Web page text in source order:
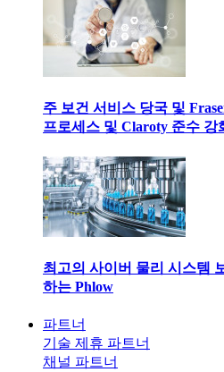
주 보건 서비스 당국 및
프로세스 및 Claroty 준수 강
최고의 사이버 물리 시스템
하는 Phlow
파트너
기술 제휴 파트너
채널 파트너